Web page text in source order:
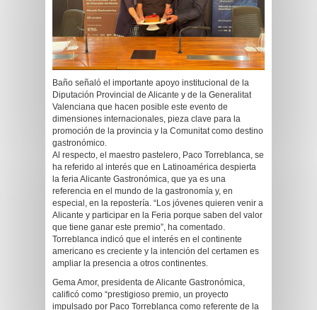
Baño señaló el importante apoyo institucional de la
Diputación Provincial de Alicante y de la Generalitat
Valenciana que hacen posible este evento de
dimensiones internacionales, pieza clave para la
promoción de la provincia y la Comunitat como destino
gastronómico.
Al respecto, el maestro pastelero, Paco Torreblanca, se
ha referido al interés que en Latinoamérica despierta
la feria Alicante Gastronómica, que ya es una
referencia en el mundo de la gastronomía y, en
especial, en la repostería. “Los jóvenes quieren venir a
Alicante y participar en la Feria porque saben del valor
que tiene ganar este premio”, ha comentado.
Torreblanca indicó que el interés en el continente
americano es creciente y la intención del certamen es
ampliar la presencia a otros continentes.
Gema Amor, presidenta de Alicante Gastronómica,
calificó como “prestigioso premio, un proyecto
impulsado por Paco Torreblanca como referente de la